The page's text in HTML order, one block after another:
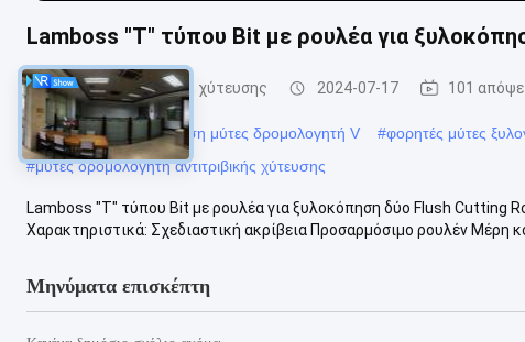
Lamboss "T" τύπου Bit με ρουλέα για
Μύτες δρομολογητή χύτευσης 2024-07-17 101
#Ανθεκτικό στη διάβρωση μύτες δρομολογητή V #φορητές μύτες
#μύτες δρομολογητή αντιτριβικής χύτευσης
Lamboss "T" τύπου Bit με ρουλέα για ξυλοκόπηση δύο Flush Cutting
Χαρακτηριστικά: Σχεδιαστική ακρίβεια Προσαρμόσιμο ρουλέν Μέρη
Μηνύματα επισκέπτη